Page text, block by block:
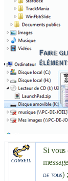
CONSEIL
Si vous
de tous)